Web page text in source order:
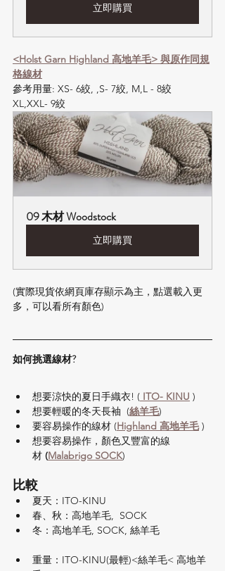
立即購買
<Holst Garn Highland 高地羊毛> 與原作同規
格線材
參考用量: XS- 6絞, ,S- 7絞, M,L - 8絞
XL,XXL- 9絞
09 木材 Woodstock
立即購買
(實際現貨依網頁庫存顯示為主，點選載入更
多，可以看所有顏色)
如何挑選線材?​
想要涼快的夏日手織衣! ( ITO- KINU )
想要輕暖的冬天長袖  (絲羊毛)
要容易操作的線材 (Highland 高地羊毛 )
想要容易操作，顏色又豐富的線
材 (Malabrigo SOCK)
比較
夏天：ITO-KINU
春、秋：高地羊毛,  SOCK
冬：高地羊毛, SOCK, 絲羊毛
重量：ITO-KINU(最輕)<絲羊毛< 高地羊